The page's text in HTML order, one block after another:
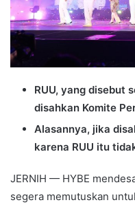
RUU, yang disebut
disahkan Komite
Alasannya, jika
karena RUU itu
JERNIH — HYBE
segera memutuskan